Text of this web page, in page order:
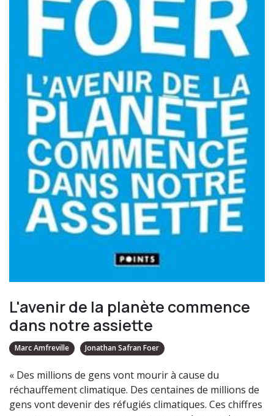
L'avenir de la planète commence
dans notre assiette
Marc Amfreville Jonathan Safran Foer
« Des millions de gens vont mourir à cause du
réchauffement climatique. Des centaines de millions de
gens vont devenir des réfugiés climatiques. Ces chiffres